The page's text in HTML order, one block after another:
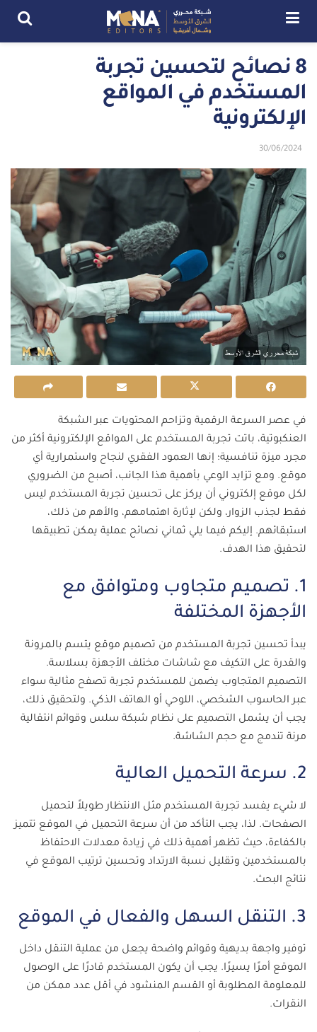
8 نصائح لتحسين تجربة
المستخدم في المواقع
الإلكترونية
30/06/2024
في عصر السرعة الرقمية وتزاحم المحتويات عبر الشبكة
العنكبوتية، باتت تجربة المستخدم على المواقع الإلكترونية أكثر من
مجرد ميزة تنافسية؛ إنها العمود الفقري لنجاح واستمرارية أي
موقع. ومع تزايد الوعي بأهمية هذا الجانب، أصبح من الضروري
لكل موقع إلكتروني أن يركز على تحسين تجربة المستخدم ليس
فقط لجذب الزوار، ولكن لإثارة اهتمامهم، والأهم من ذلك،
استبقائهم. إليكم فيما يلي ثماني نصائح عملية يمكن تطبيقها
لتحقيق هذا الهدف.
1. تصميم متجاوب ومتوافق مع
الأجهزة المختلفة
يبدأ تحسين تجربة المستخدم من تصميم موقع يتسم بالمرونة
والقدرة على التكيف مع شاشات مختلف الأجهزة بسلاسة.
التصميم المتجاوب يضمن للمستخدم تجربة تصفح مثالية سواء
عبر الحاسوب الشخصي، اللوحي أو الهاتف الذكي. ولتحقيق ذلك،
يجب أن يشمل التصميم على نظام شبكة سلس وقوائم انتقالية
مرنة تندمج مع حجم الشاشة.
2. سرعة التحميل العالية
لا شيء يفسد تجربة المستخدم مثل الانتظار طويلاً لتحميل
الصفحات. لذا، يجب التأكد من أن سرعة التحميل في الموقع تتميز
بالكفاءة، حيث تظهر أهمية ذلك في زيادة معدلات الاحتفاظ
بالمستخدمين وتقليل نسبة الارتداد وتحسين ترتيب الموقع في
نتائج البحث.
3. التنقل السهل والفعال في الموقع
توفير واجهة بديهية وقوائم واضحة يجعل من عملية التنقل داخل
الموقع أمرًا يسيرًا. يجب أن يكون المستخدم قادرًا على الوصول
للمعلومة المطلوبة أو القسم المنشود في أقل عدد ممكن من
النقرات.